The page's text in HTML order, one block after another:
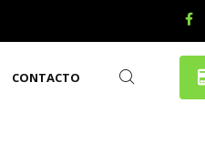
CONTACTO